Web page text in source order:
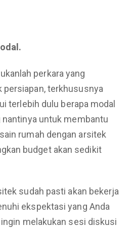
perkara yang
persiapan, terkhususnya
terlebih dulu berapa modal
nantinya untuk membantu
rumah dengan arsitek
budget akan sedikit
sudah pasti akan bekerja
ekspektasi yang Anda
melakukan sesi diskusi